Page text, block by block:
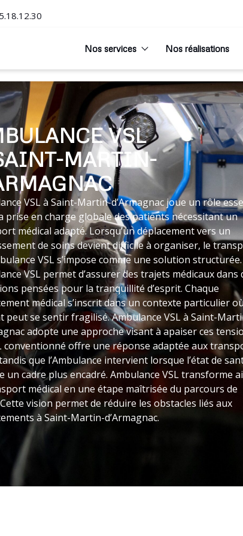
Nos services Nos réalisations
VSL
MARTIN-
VSL à Saint-Martin-d’Armagnac joue un rôle
prise en charge globale des patients nécessitant un
médical adapté. Lorsqu’un déplacement vers un
de soins devient difficile à organiser, le
VSL s’impose comme une solution structurée.
VSL permet d’assurer des trajets médicaux dans
pensées pour la tranquillité d’esprit. Chaque
médical s’inscrit dans un contexte particulier
peut se sentir fragilisé. Ambulance VSL à Saint-
adopte une approche visant à apaiser ces
conventionné offre une réponse adaptée aux
que l’Ambulance intervient lorsque l’état de
un cadre plus encadré. Ambulance VSL transforme
médical en une étape maîtrisée du parcours de
vision permet de réduire les obstacles liés aux
à Saint-Martin-d’Armagnac.